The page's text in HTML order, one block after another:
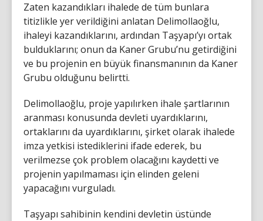
Zaten kazandıkları ihalede de tüm bunlara
titizlikle yer verildiğini anlatan Delimollaoğlu,
ihaleyi kazandıklarını, ardından Taşyapı’yı ortak
bulduklarını; onun da Kaner Grubu’nu getirdiğini
ve bu projenin en büyük finansmanının da Kaner
Grubu olduğunu belirtti.
Delimollaoğlu, proje yapılırken ihale şartlarının
aranması konusunda devleti uyardıklarını,
ortaklarını da uyardıklarını, şirket olarak ihalede
imza yetkisi istediklerini ifade ederek, bu
verilmezse çok problem olacağını kaydetti ve
projenin yapılmaması için elinden geleni
yapacağını vurguladı.
Taşyapı sahibinin kendini devletin üstünde